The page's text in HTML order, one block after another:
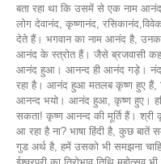
बता रहा था कि उसमें से एक नाम
लोग देवानंद, कृष्णानंद,
देते हैं। भगवान का नाम आनंद है,
आनंद के स्त्रोत हैं। जैसे ब्रजवासी
आनंद हुआ। आनन्द ही आनंद गड़े। नंद
रहा है। आनंद हुआ मतलब कृष्ण हुए हैं,
आनन्द भयो। आनंद हुआ, कृष्ण हुए।
सकता! कृष्ण आनन्द की मूर्ति हैं।
आ रहा है ना? भाषा हिंदी है, कुछ बातें
गुड अर्थ है, हमें उसको भी समझना